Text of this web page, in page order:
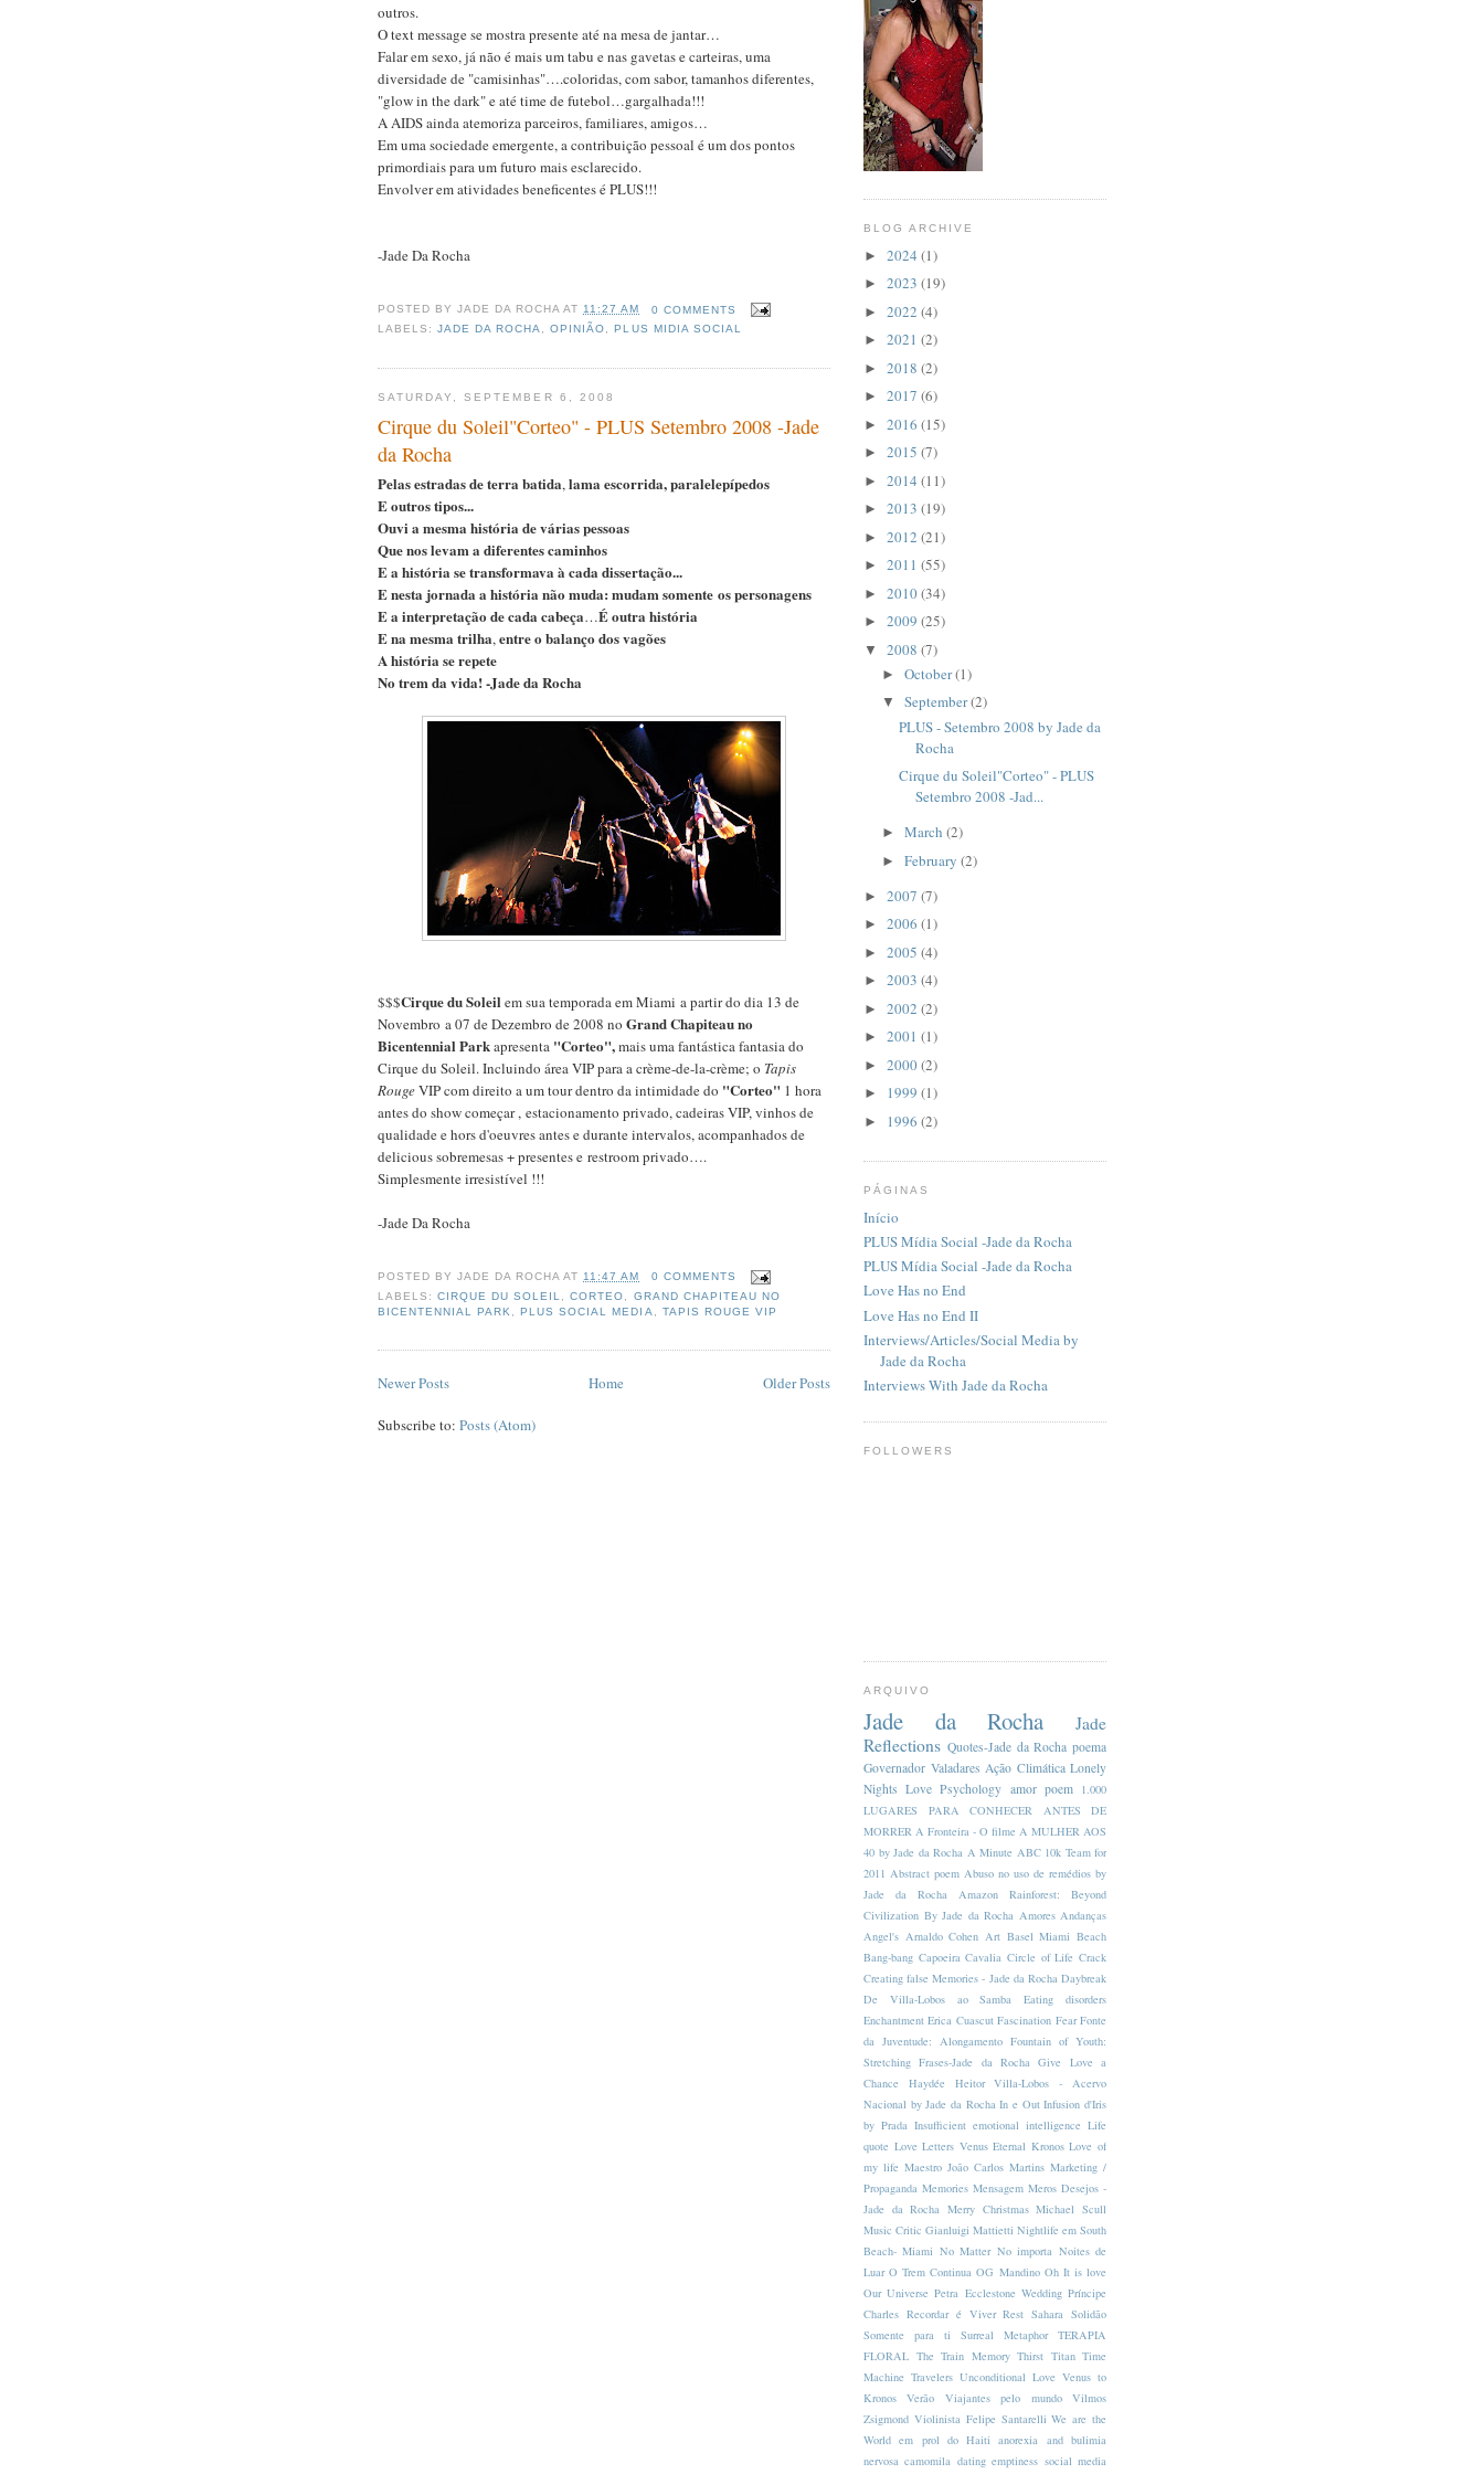
outros.
O text message se mostra presente até na mesa de jantar…
Falar em sexo, já não é mais um tabu e nas gavetas e carteiras, uma
diversidade de "camisinhas"….coloridas, com sabor, tamanhos diferentes,
"glow in the dark" e até time de futebol…gargalhada!!!
A AIDS ainda atemoriza parceiros, familiares, amigos…
Em uma sociedade emergente, a contribuição pessoal é um dos pontos
primordiais para um futuro mais esclarecido.
Envolver em atividades beneficentes é PLUS!!!
-Jade Da Rocha
POSTED BYJADE DA ROCHA AT11:27 AM
0 COMMENTS
LABELS:JADE DA ROCHA,OPINIÃO, PLUS MIDIA SOCIAL
SATURDAY, SEPTEMBER 6, 2008
Cirque du Soleil"Corteo" - PLUS Setembro 2008 -Jade
da Rocha
Pelas estradas de terra batida, lama escorrida, paralelepípedos
E outros tipos...
Ouvi a mesma história de várias pessoas
Que nos levam a diferentes caminhos
E a história se transformava à cada dissertação...
E nesta jornada a história não muda: mudam somente os personagens
E a interpretação de cada cabeça…É outra história
E na mesma trilha, entre o balanço dos vagões
A história se repete
No trem da vida! -Jade da Rocha
$$$Cirque du Soleil em sua temporada em Miami a partir do dia 13 de
Novembro a 07 de Dezembro de 2008 no Grand Chapiteau no
Bicentennial Parkapresenta "Corteo",mais uma fantástica fantasia do
Cirque du Soleil. Incluindo área VIP para a crème-de-la-crème; o Tapis
RougeVIP com direito a um tour dentro da intimidade do "Corteo" 1 hora
antes do show começar , estacionamento privado, cadeiras VIP, vinhos de
qualidade e hors d'oeuvres antes e durante intervalos, acompanhados de
delicious sobremesas + presentes e restroom privado….
Simplesmente irresistível !!!
-Jade Da Rocha
POSTED BYJADE DA ROCHA AT11:47 AM
0 COMMENTS
LABELS:CIRQUE DU SOLEIL,CORTEO, GRAND CHAPITEAU NO
BICENTENNIAL PARK,PLUS SOCIAL MEDIA, TAPIS ROUGE VIP
Newer Posts Older Posts
Home
Subscribe to: Posts (Atom)
BLOG ARCHIVE
► 2024 (1)
► 2023 (19)
► 2022 (4)
► 2021 (2)
► 2018 (2)
► 2017 (6)
► 2016 (15)
► 2015 (7)
► 2014 (11)
► 2013 (19)
► 2012 (21)
► 2011 (55)
► 2010(34)
► 2009 (25)
▼ 2008 (7)
► October(1)
▼ September(2)
PLUS - Setembro 2008 by Jade da
Rocha
Cirque du Soleil"Corteo" - PLUS
Setembro 2008 -Jad...
► March (2)
► February (2)
► 2007 (7)
► 2006 (1)
► 2005 (4)
► 2003 (4)
► 2002 (2)
► 2001 (1)
► 2000(2)
► 1999 (1)
► 1996 (2)
PÁGINAS
Início
PLUS Mídia Social -Jade da Rocha
PLUS Mídia Social -Jade da Rocha
Love Has no End
Love Has no End II
Interviews/Articles/Social Media by
Jade da Rocha
Interviews With Jade da Rocha
FOLLOWERS
ARQUIVO
Jade da Rocha
Jade
Reflections Quotes-Jade da Rocha poema
Governador Valadares Ação Climática Lonely
Nights Love Psychology amor poem 1.000
LUGARES PARA CONHECER ANTES DE
MORRER A Fronteira - O filme A MULHER AOS
40 by Jade da Rocha A Minute ABC 10k Team for
2011 Abstract poem Abuso no uso de remédios by
Jade da Rocha
Amazon Rainforest: Beyond
Civilization By Jade da Rocha Amores Andanças
Angel's Arnaldo Cohen Art Basel Miami Beach
Bang-bang Capoeira Cavalia Circle of Life Crack
Creating false Memories - Jade da Rocha Daybreak
De Villa-Lobos ao Samba
Eating disorders
Enchantment Erica Cuascut Fascination Fear Fonte
da Juventude: Alongamento Fountain of Youth:
Stretching Frases-Jade da Rocha Give Love a
Chance
Haydée
Heitor Villa-Lobos - Acervo
Nacional by Jade da Rocha In e Out Infusion d'Iris
by Prada Insufficient emotional intelligence Life
quote Love Letters Venus Eternal Kronos Love of
my life Maestro João Carlos Martins Marketing /
Propaganda Memories Mensagem Meros Desejos -
Jade da Rocha Merry Christmas Michael Scull
Music Critic Gianluigi Mattietti Nightlife em South
Beach- Miami No Matter No importa Noites de
Luar O Trem Continua OG Mandino Oh It is love
Our Universe Petra Ecclestone Wedding Príncipe
Charles Recordar é Viver Rest Sahara Solidão
Somente para ti
Surreal Metaphor
TERAPIA
FLORAL The Train Memory Thirst Titan Time
Machine Travelers Unconditional Love Venus to
Kronos
Verão Viajantes pelo mundo
Vilmos
Zsigmond Violinista Felipe Santarelli We are the
World em prol do Haiti
anorexia and bulimia
nervosa camomila dating emptiness social media